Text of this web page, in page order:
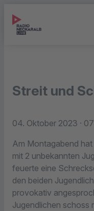
Streit und
04. Oktober 2023 ·
Am Montagabend
mit 2 unbekannten
feuerte eine
den beiden
provokativ
Jugendlichen schoss